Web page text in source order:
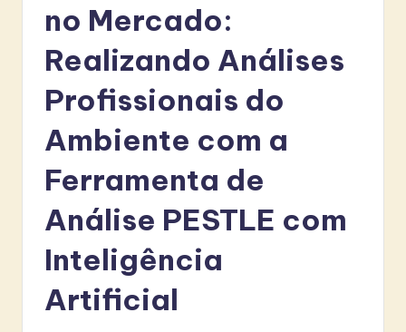
no Mercado:
Realizando Análises
Profissionais do
Ambiente com a
Ferramenta de
Análise PESTLE com
Inteligência
Artificial